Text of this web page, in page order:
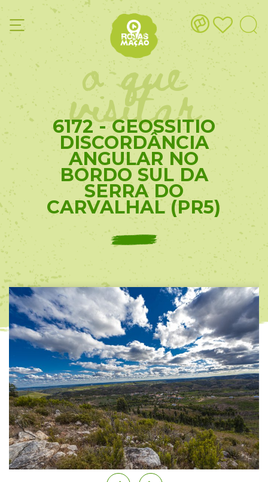
o que
visitar
6172 - GEOSSITIO
DISCORDÂNCIA
ANGULAR NO
BORDO SUL DA
SERRA DO
CARVALHAL (PR5)